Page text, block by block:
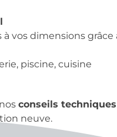
à vos dimensions
piscine, cuisine
conseils
neuve.